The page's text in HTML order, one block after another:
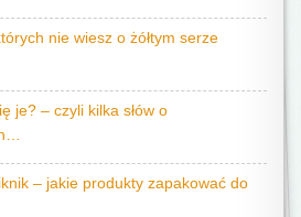
nie wiesz o żółtym serze
je? – czyli kilka słów o
– jakie produkty zapakować do